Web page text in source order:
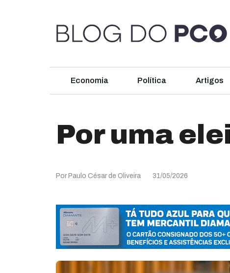
Economia Política Artigos
Por uma
Por Paulo César de Oliveira 31/05/2026